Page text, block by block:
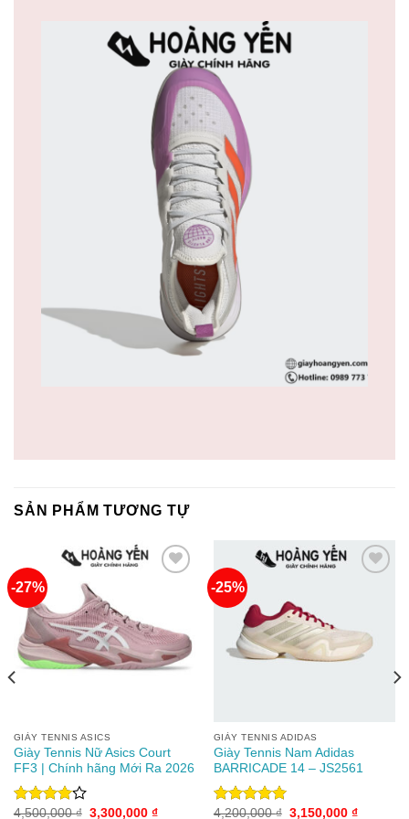
SẢN PHẨM TƯƠNG TỰ
-27%
wishlist
GIÀY TENNIS ASICS
Giày Tennis Nữ Asics Court
FF3 | Chính hãng Mới Ra 2026
Được
4,500,000₫ Giá
3,300,000 ₫Giá
-25%
wishlist
GIÀY TENNIS ADIDAS
Giày Tennis Nam Adidas
BARRICADE 14 – JS2561
Được xếp
4,200,000₫ Giá
3,150,000 ₫Giá